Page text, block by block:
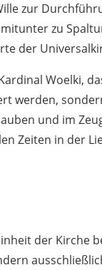
zur
zu
der
Woelki,
werden,
und im
Zeiten in der
der Kirche